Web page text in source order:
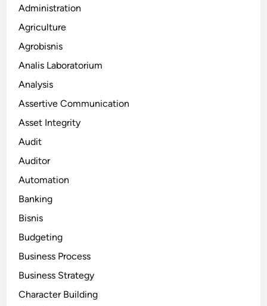
Administration
Agriculture
Agrobisnis
Analis Laboratorium
Analysis
Assertive Communication
Asset Integrity
Audit
Auditor
Automation
Banking
Bisnis
Budgeting
Business Process
Business Strategy
Character Building